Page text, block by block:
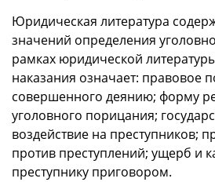
Юридическая литература
значений определения
рамках юридической
наказания означает: правовое
совершенного деянию; форму
уголовного порицания;
воздействие на преступников;
против преступлений; ущерб и
преступнику приговором.